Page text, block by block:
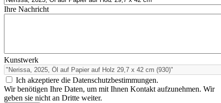
Ihre Nachricht
Kunstwerk
Ich akzeptiere die Datenschutzbestimmungen.
Wir benötigen Ihre Daten, um mit Ihnen Kontakt aufzunehmen. Wir
geben sie nicht an Dritte weiter.